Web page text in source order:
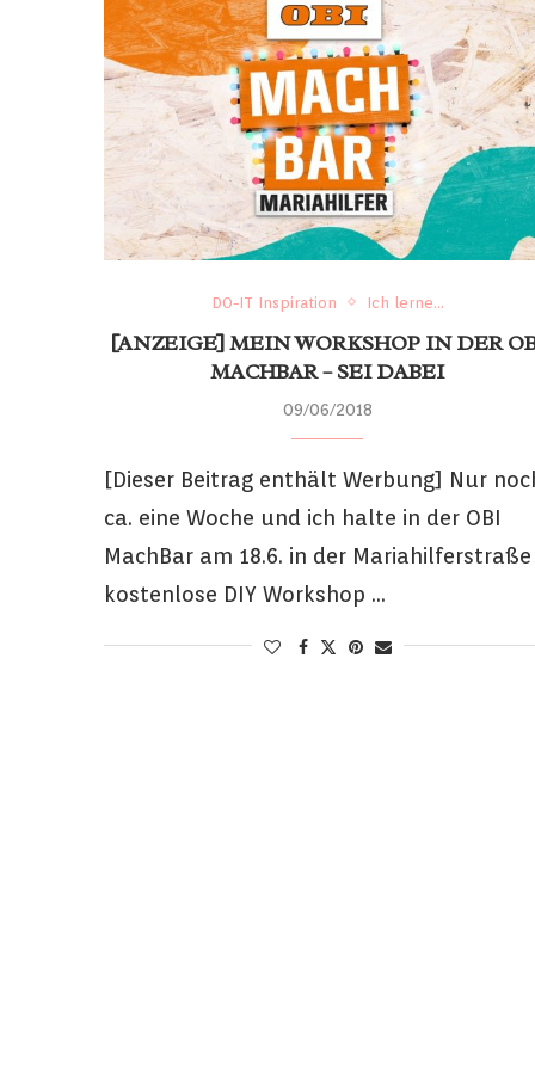
DO-IT Inspiration Ich lerne...
[ANZEIGE] MEIN WORKSHOP IN DER
MACHBAR – SEI DABEI
09/06/2018
[Dieser Beitrag enthält Werbung] Nur
ca. eine Woche und ich halte in der OBI
MachBar am 18.6. in der Mariahilferstraße
kostenlose DIY Workshop …